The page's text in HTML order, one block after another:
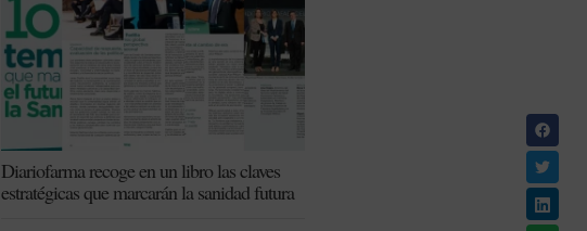
Diariofarma recoge en un libro las claves
estratégicas que marcarán la sanidad futura